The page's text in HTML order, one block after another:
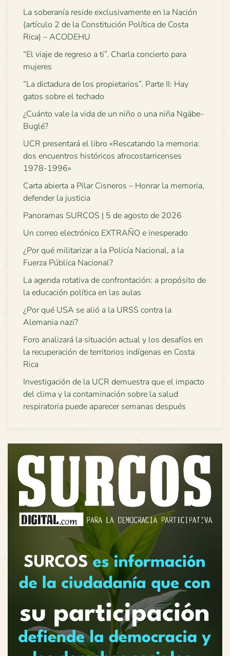
La soberanía reside exclusivamente en la Nación
(artículo 2 de la Constitución Política de Costa
Rica) – ACODEHU
“El viaje de regreso a ti”. Charla concierto para
mujeres
“La dictadura de los propietarios”. Parte II: Hay
gatos sobre el techado
¿Cuánto vale la vida de un niño o una niña Ngäbe-
Buglé?
UCR presentará el libro «Rescatando la memoria:
dos encuentros históricos afrocostarricenses
1978-1996»
Carta abierta a Pilar Cisneros – Honrar la memoria,
defender la justicia
Panoramas SURCOS | 5 de agosto de 2026
Un correo electrónico EXTRAÑO e inesperado
¿Por qué militarizar a la Policía Nacional, a la
Fuerza Pública Nacional?
La agenda rotativa de confrontación: a propósito de
la educación política en las aulas
¿Por qué USA se alió a la URSS contra la
Alemania nazi?
Foro analizará la situación actual y los desafíos en
la recuperación de territorios indígenas en Costa
Rica
Investigación de la UCR demuestra que el impacto
del clima y la contaminación sobre la salud
respiratoria puede aparecer semanas después